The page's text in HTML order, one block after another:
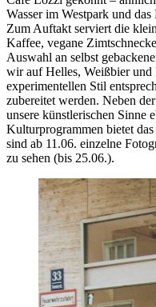
Wasser im Westpark und
Zum Auftakt serviert die
Kaffee, vegane
Auswahl an selbst
wir auf Helles, Weißbier
experimentellen Stil
zubereitet werden. Neben
unsere künstlerischen Sinne
Kulturprogrammen bietet
sind ab 11.06. einzelne
zu sehen (bis 25.06.).